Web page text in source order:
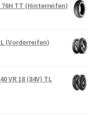
76H TT (Hinterreifen)
(Vorderreifen)
VR 18 (84V) TL